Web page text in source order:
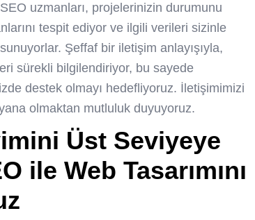
uzmanları, projelerinizin durumunu
tespit ediyor ve ilgili verileri sizinle
Şeffaf bir iletişim anlayışıyla,
sürekli bilgilendiriyor, bu sayede
destek olmayı hedefliyoruz. İletişimimizi
olmaktan mutluluk duyuyoruz.
Üst Seviyeye
ile Web Tasarımını